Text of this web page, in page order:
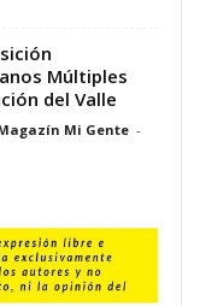
Múltiples
del Valle
Mi Gente -